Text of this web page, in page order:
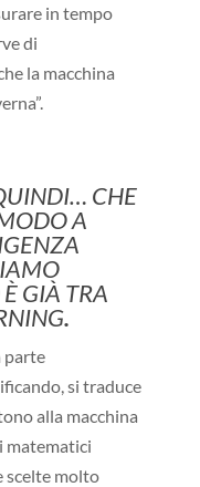
in tempo
di
la macchina
CHE
A
GIÀ TRA
.
parte
si traduce
alla macchina
matematici
scelte molto